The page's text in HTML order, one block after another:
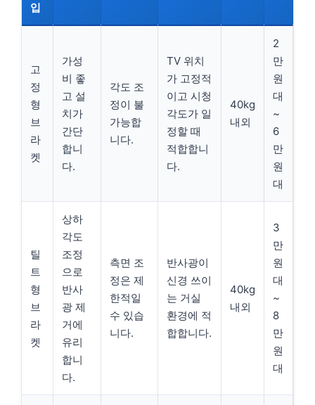
입
고
정
형
브
라
켓
가성
비 좋
고 설
치가
간단
합니
다.
각도 조
정이 불
가능합
니다.
TV 위치
가 고정적
이고 시청
각도가 일
정할 때
적합합니
다.
40kg
내외
2
만
원
대
~
6
만
원
대
틸
트
형
브
라
켓
상하
각도
조정
으로
반사
광 제
거에
유리
합니
다.
측면 조
정은 제
한적일
수 있습
니다.
반사광이
신경 쓰이
는 거실
환경에 적
합합니다.
40kg
내외
3
만
원
대
~
8
만
원
대